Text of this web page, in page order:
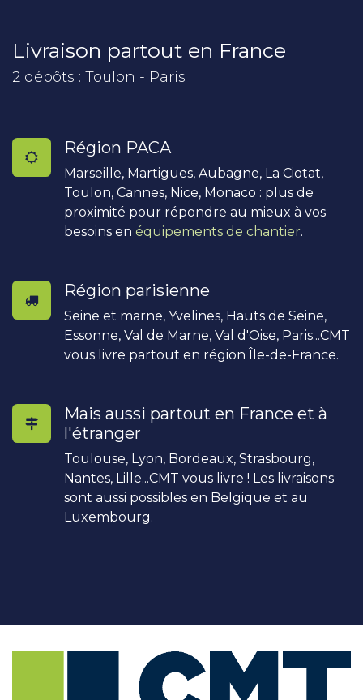
Livraison partout en France
2 dépôts : Toulon - Paris
Région PACA
Marseille, Martigues, Aubagne, La Ciotat,
Toulon, Cannes, Nice, Monaco : plus de
proximité pour répondre au mieux à vos
besoins en équipements de chantier.
Région parisienne
Seine et marne, Yvelines, Hauts de Seine,
Essonne, Val de Marne, Val d'Oise, Paris...CMT
vous livre partout en région Île-de-France.
Mais aussi partout en France et à
l'étranger
Toulouse, Lyon, Bordeaux, Strasbourg,
Nantes, Lille...CMT vous livre ! Les livraisons
sont aussi possibles en Belgique et au
Luxembourg.